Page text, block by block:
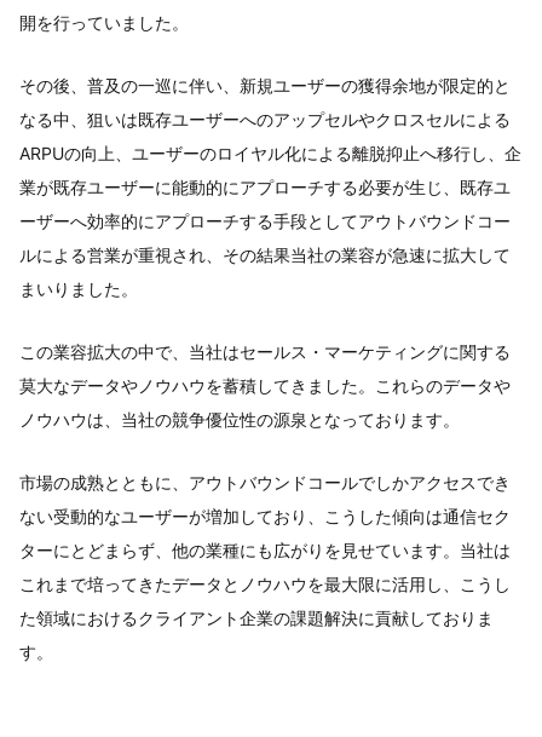
開を行っていました。
その後、普及の一巡に伴い、新規ユーザーの獲得余地が限定的と
なる中、狙いは既存ユーザーへのアップセルやクロスセルによる
ARPUの向上、ユーザーのロイヤル化による離脱抑止へ移行し、企
業が既存ユーザーに能動的にアプローチする必要が生じ、既存ユ
ーザーへ効率的にアプローチする手段としてアウトバウンドコー
ルによる営業が重視され、その結果当社の業容が急速に拡大して
まいりました。
この業容拡大の中で、当社はセールス・マーケティングに関する
莫大なデータやノウハウを蓄積してきました。これらのデータや
ノウハウは、当社の競争優位性の源泉となっております。
市場の成熟とともに、アウトバウンドコールでしかアクセスでき
ない受動的なユーザーが増加しており、こうした傾向は通信セク
ターにとどまらず、他の業種にも広がりを見せています。当社は
これまで培ってきたデータとノウハウを最大限に活用し、こうし
た領域におけるクライアント企業の課題解決に貢献しておりま
す。